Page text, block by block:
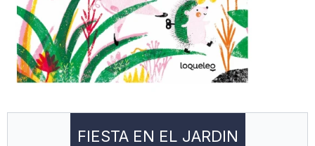
FIESTA EN EL JARDIN